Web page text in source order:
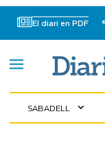
El diari en PDF
SABADELL expand_more